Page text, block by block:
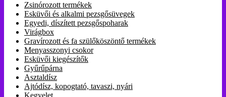
Zsinórozott termékek
Esküvői és alkalmi pezsgősüvegek
Egyedi, díszített pezsgőspoharak
Virágbox
Gravírozott és fa szülőköszöntő termékek
Menyasszonyi csokor
Esküvői kiegészítők
Gyűrűpárna
Asztaldísz
Ajtódísz, kopogtató, tavaszi, nyári